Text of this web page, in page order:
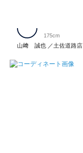
山﨑 誠也 土佐道路店
175cm